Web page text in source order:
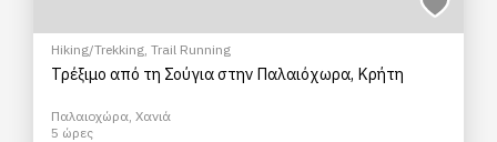
Hiking/Trekking, Trail Running
Τρέξιμο από τη Σούγια στην Παλαιόχωρα, Κρήτη
Παλαιοχώρα, Χανιά
5 ώρες